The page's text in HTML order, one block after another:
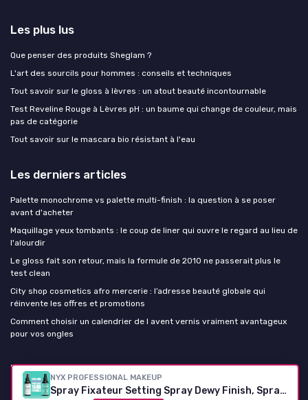
NYX PROFESSIONAL MAKEUP
Spray Fixateur Setting Spray Dewy Finish, Spray de Finition, Tenue Longue Durée, Fini Satiné, Formule Vegan, Modèle : Dewy Dewy 60 ml Single
Les plus lus
Que penser des produits Sheglam ?
L'art des sourcils pour hommes : conseils et techniques
Tout savoir sur le gloss à lèvres : un atout beauté incontournable
Test Reveline Rouge à Lèvres pH : un baume qui change de couleur, mais
pas de catégorie
Tout savoir sur le mascara bio résistant à l'eau
Les derniers articles
Palette monochrome vs palette multi-finish : la question à se poser
avant d'acheter
Maquillage yeux tombants : le coup de liner qui ouvre le regard au lieu de
l'alourdir
Le gloss fait son retour, mais la formule de 2010 ne passerait plus le
test clean
City shop cosmetics afro mercerie : l’adresse beauté globale qui
réinvente les offres et promotions
Comment choisir un calendrier de l avent vernis vraiment avantageux
pour vos ongles
Palette maquillage